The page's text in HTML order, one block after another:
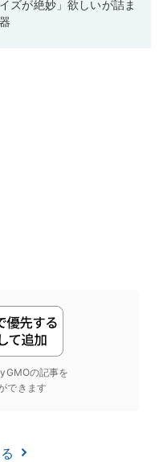
ズが絶妙」欲しいが詰ま
の記事を
できます